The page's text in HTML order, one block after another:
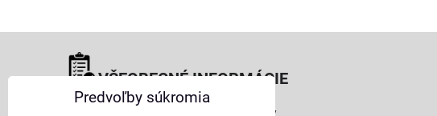
VŠEOBECNÉ INFORMÁCIE
Obchodné podmienky pre osoby
Predvoľby súkromia